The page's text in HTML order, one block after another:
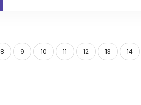
8 9 10 11 12 13 14